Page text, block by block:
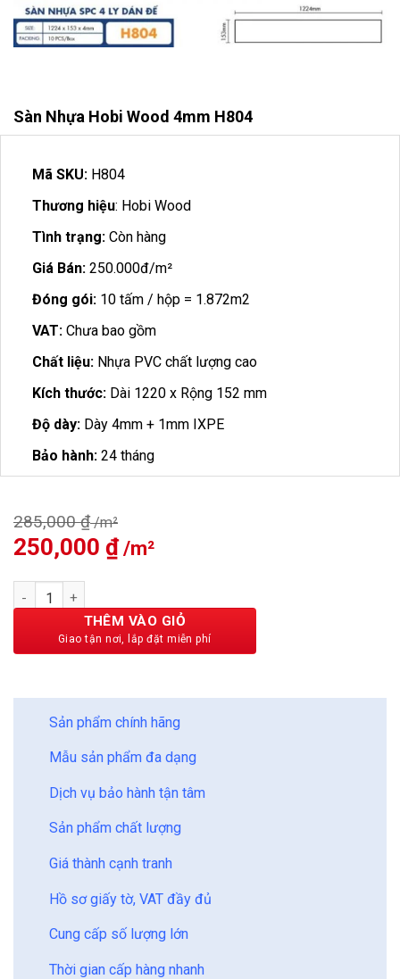
Sàn Nhựa Hobi Wood 4mm H804
Mã SKU: H804
Thương hiệu: Hobi Wood
Tình trạng: Còn hàng
Giá Bán: 250.000đ/m²
Đóng gói: 10 tấm / hộp = 1.872m2
VAT: Chưa bao gồm
Chất liệu: Nhựa PVC chất lượng cao
Kích thước: Dài 1220 x Rộng 152 mm
Độ dày: Dày 4mm + 1mm IXPE
Bảo hành: 24 tháng
285,000₫
Giá
gốc
là:
285,000 ₫.
250,000 ₫
250,000 ₫.
Sàn Nhựa Hobi Wood 4mm H804 số lượng
THÊM VÀO GIỎ
Sản phẩm chính hãng
Mẫu sản phẩm đa dạng
Dịch vụ bảo hành tận tâm
Sản phẩm chất lượng
Giá thành cạnh tranh
Hồ sơ giấy tờ, VAT đầy đủ
Cung cấp số lượng lớn
Thời gian cấp hàng nhanh